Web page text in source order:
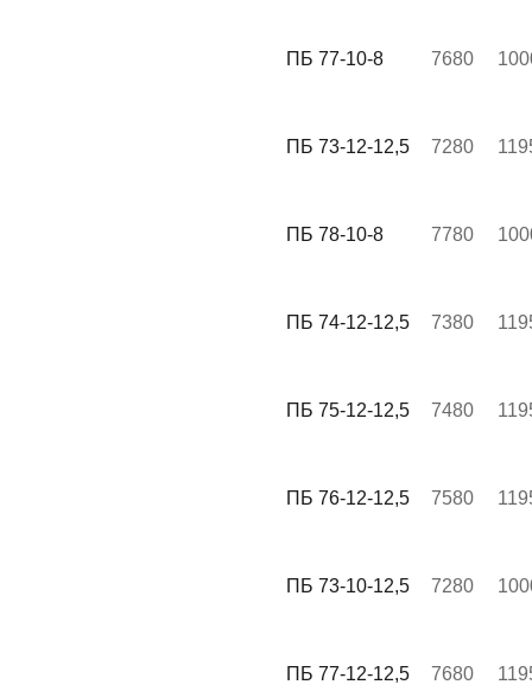
ПБ 77-10-8 7680
ПБ 73-12-12,5 7280
ПБ 78-10-8 7780
ПБ 74-12-12,5 7380
ПБ 75-12-12,5 7480
ПБ 76-12-12,5 7580
ПБ 73-10-12,5 7280
ПБ 77-12-12,5 7680